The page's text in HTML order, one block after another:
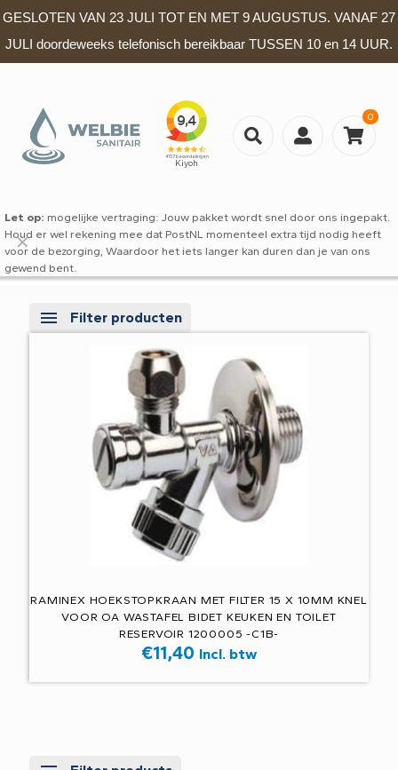
GESLOTEN VAN 23 JULI TOT EN MET 9 AUGUSTUS. VANAF 27
JULI doordeweeks telefonisch bereikbaar TUSSEN 10 en 14 UUR.
0
Let op: mogelijke vertraging: Jouw pakket wordt snel door ons ingepakt.
Houd er wel rekening mee dat PostNL momenteel extra tijd nodig heeft
voor de bezorging, Waardoor het iets langer kan duren dan je van ons
gewend bent.
✕
Filter producten
RAMINEX HOEKSTOPKRAAN MET FILTER 15 X 10MM KNEL
VOOR OA WASTAFEL BIDET KEUKEN EN TOILET
RESERVOIR 1200005 -C1B-
€11,40 Incl. btw